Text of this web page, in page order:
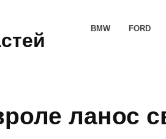
BMW FORD
ланос